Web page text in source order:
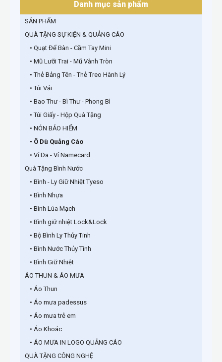
Danh mục sản phẩm
SẢN PHẨM
QUÀ TẶNG SỰ KIỆN & QUẢNG CÁO
• Quạt Để Bàn - Cầm Tay Mini
• Mũ Lưỡi Trai - Mũ Vành Tròn
• Thẻ Bảng Tên - Thẻ Treo Hành Lý
• Túi Vải
• Bao Thư - Bì Thư - Phong Bì
• Túi Giấy - Hộp Quà Tặng
• NÓN BẢO HIỂM
• Ô Dù Quảng Cáo
• Ví Da - Ví Namecard
Quà Tặng Bình Nước
• Bình - Ly Giữ Nhiệt Tyeso
• Bình Nhựa
• Bình Lúa Mạch
• Bình giữ nhiệt Lock&Lock
• Bộ Bình Ly Thủy Tinh
• Bình Nước Thủy Tinh
• Bình Giữ Nhiệt
ÁO THUN & ÁO MƯA
• Áo Thun
• Áo mưa padessus
• Áo mưa trẻ em
• Áo Khoác
• ÁO MƯA IN LOGO QUẢNG CÁO
QUÀ TẶNG CÔNG NGHỆ